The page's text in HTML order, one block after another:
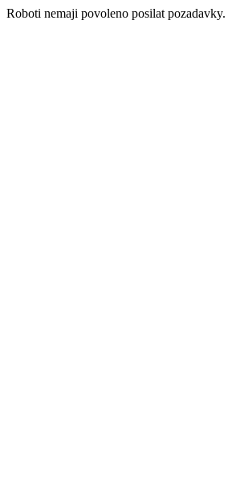
Roboti nemaji povoleno posilat pozadavky.